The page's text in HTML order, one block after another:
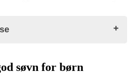
for børn
seng kan påvirke dit barns udvikling
søvn for børn